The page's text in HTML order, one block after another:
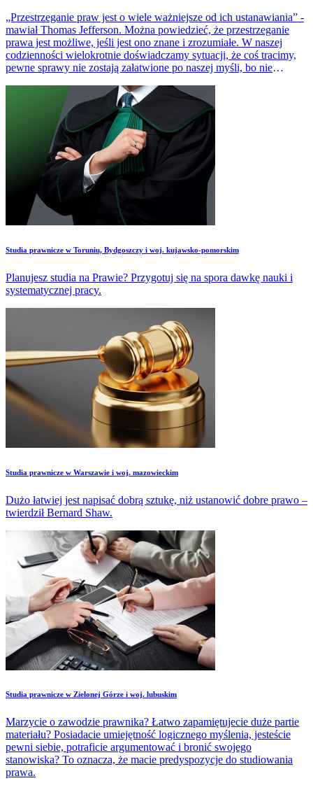
„Przestrzeganie praw jest o wiele ważniejsze od ich ustanawiania” -
mawiał Thomas Jefferson. Można powiedzieć, że przestrzeganie
prawa jest możliwe, jeśli jest ono znane i zrozumiałe. W naszej
codzienności wielokrotnie doświadczamy sytuacji, że coś tracimy,
pewne sprawy nie zostają załatwione po naszej myśli, bo nie
interpretowanie przepisów może przysporzyć dotkliwych
problemów w obszarze biznesu, finansów.
Studia prawnicze w Toruniu, Bydgoszczy i woj. kujawsko-pomorskim
Planujesz studia na Prawie? Przygotuj się na spora dawkę nauki i
systematycznej pracy.
Studia prawnicze w Warszawie i woj. mazowieckim
Dużo łatwiej jest napisać dobrą sztukę, niż ustanowić dobre prawo –
twierdził Bernard Shaw.
Studia prawnicze w Zielonej Górze i woj. lubuskim
Marzycie o zawodzie prawnika? Łatwo zapamiętujecie duże partie
materiału? Posiadacie umiejętność logicznego myślenia, jesteście
pewni siebie, potraficie argumentować i bronić swojego
stanowiska? To oznacza, że macie predyspozycje do studiowania
prawa.